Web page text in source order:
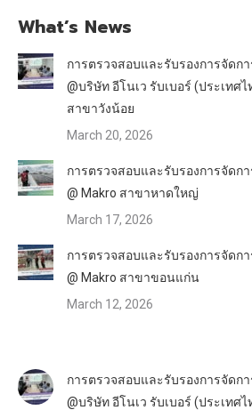
What’s News
การตรวจสอบและรับรองการจัดก
@บริษัท อีโนเว รับเบอร์ (ประเทศ
สาขาวังน้อย
March 20, 2026
การตรวจสอบและรับรองการจัดก
@ Makro สาขาหาดใหญ่
March 17, 2026
การตรวจสอบและรับรองการจัดก
@ Makro สาขาขอนแก่น
March 12, 2026
การตรวจสอบและรับรองการจัดก
@บริษัท อีโนเว รับเบอร์ (ประเทศ